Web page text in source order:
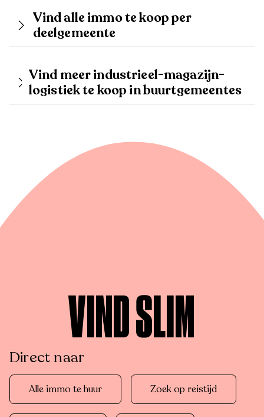
Vind alle immo te koop per
deelgemeente
Vind meer industrieel-magazijn-
logistiek te koop in buurtgemeentes
VIND SLIM
Direct naar
Alle immo te huur Zoek op reistijd